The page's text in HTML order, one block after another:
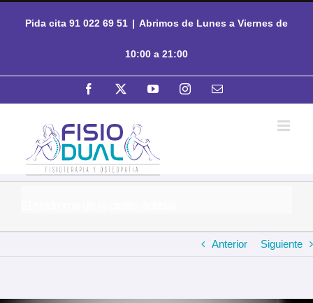
Pida cita 91 022 69 51 | Abrimos de Lunes a Viernes de
10:00 a 21:00
Facebook YouTubeInstagramCorreo
Anterior Siguiente